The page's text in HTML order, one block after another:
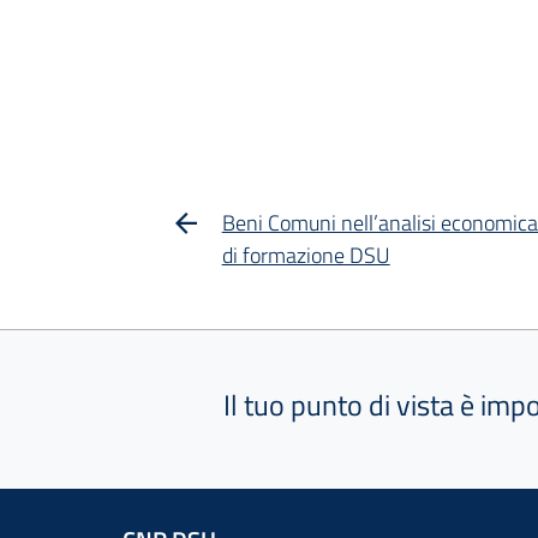
Beni Comuni nell’analisi
di formazione DSU
Il tuo punto di vista è